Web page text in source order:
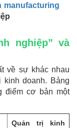
manufacturing
nghiệp” và
về sự khác nhau
kinh doanh. Bảng
điểm cơ bản một
Quản trị kinh